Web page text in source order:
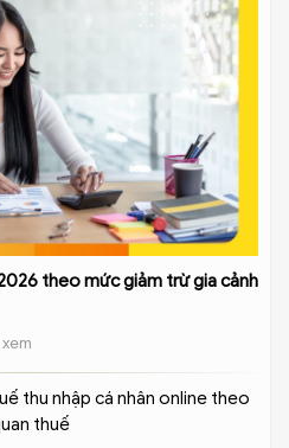
theo mức giảm trừ gia cảnh
thu nhập cá nhân online theo
thuế